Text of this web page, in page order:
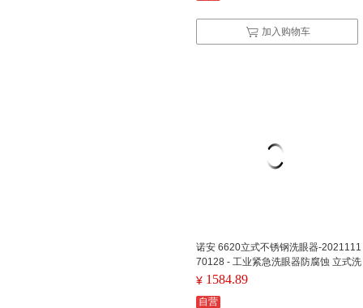
加入购物车
诺安 6620立式不锈钢洗眼器-2021111
70128 - 工业紧急洗眼器防腐蚀 立式洗
眼器
¥ 1584.89
自营